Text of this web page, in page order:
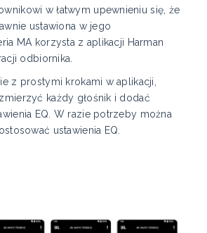
w łatwym upewnieniu się, że
ustawiona w jego
MA korzysta z aplikacji Harman
odbiornika.
z prostymi krokami w aplikacji,
każdy głośnik i dodać
EQ. W razie potrzeby można
ustawienia EQ.